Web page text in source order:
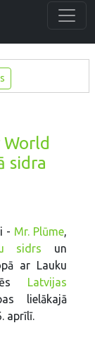
World
sidra
- Mr. Plūme,
sidrs un
ar Lauku
Latvijas
lielākajā
aprīlī.